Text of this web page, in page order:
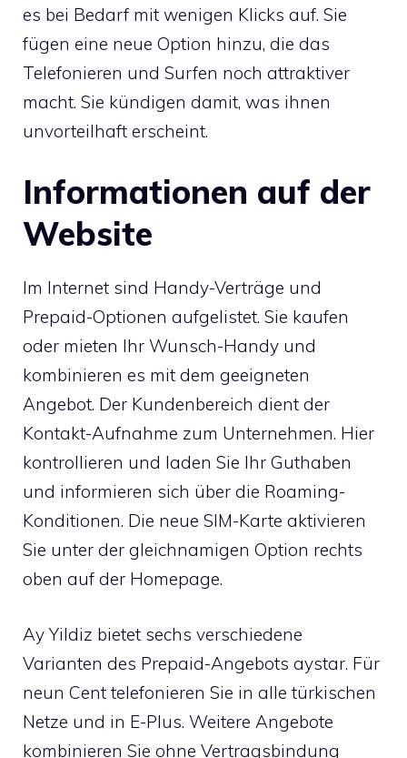
es bei Bedarf mit wenigen Klicks auf. Sie
fügen eine neue Option hinzu, die das
Telefonieren und Surfen noch attraktiver
macht. Sie kündigen damit, was ihnen
unvorteilhaft erscheint.
Informationen auf der
Website
Im Internet sind Handy-Verträge und
Prepaid-Optionen aufgelistet. Sie kaufen
oder mieten Ihr Wunsch-Handy und
kombinieren es mit dem geeigneten
Angebot. Der Kundenbereich dient der
Kontakt-Aufnahme zum Unternehmen. Hier
kontrollieren und laden Sie Ihr Guthaben
und informieren sich über die Roaming-
Konditionen. Die neue SIM-Karte aktivieren
Sie unter der gleichnamigen Option rechts
oben auf der Homepage.
Ay Yildiz bietet sechs verschiedene
Varianten des Prepaid-Angebots aystar. Für
neun Cent telefonieren Sie in alle türkischen
Netze und in E-Plus. Weitere Angebote
kombinieren Sie ohne Vertragsbindung